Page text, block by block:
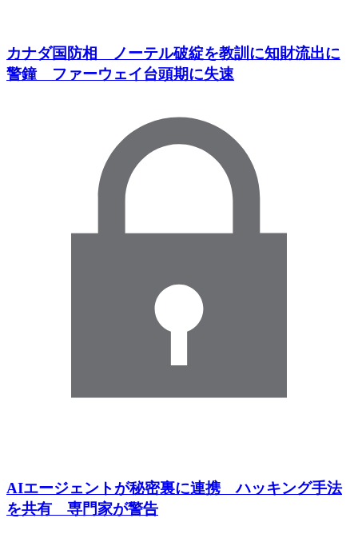
カナダ国防相 ノーテル破綻を教訓に知財流出に
警鐘 ファーウェイ台頭期に失速
AIエージェントが秘密裏に連携 ハッキング手法
を共有 専門家が警告